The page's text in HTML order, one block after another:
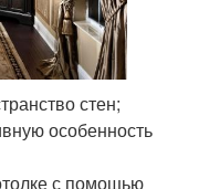
стен;
особенность
с помощью